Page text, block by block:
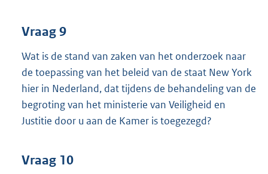
Vraag 9
Wat is de stand van zaken van het onderzoek naar
de toepassing van het beleid van de staat New York
hier in Nederland, dat tijdens de behandeling van de
begroting van het ministerie van Veiligheid en
Justitie door u aan de Kamer is toegezegd?
Vraag 10